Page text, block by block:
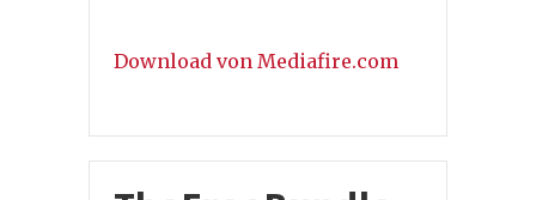
Download von Mediafire.com